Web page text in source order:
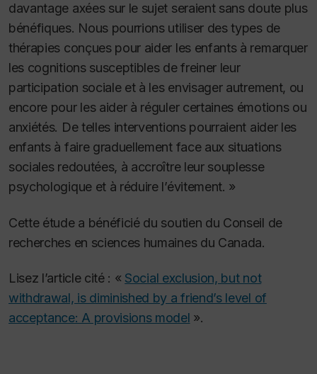
davantage axées sur le sujet seraient sans doute plus
bénéfiques. Nous pourrions utiliser des types de
thérapies conçues pour aider les enfants à remarquer
les cognitions susceptibles de freiner leur
participation sociale et à les envisager autrement, ou
encore pour les aider à réguler certaines émotions ou
anxiétés. De telles interventions pourraient aider les
enfants à faire graduellement face aux situations
sociales redoutées, à accroître leur souplesse
psychologique et à réduire l’évitement. »
Cette étude a bénéficié du soutien du Conseil de
recherches en sciences humaines du Canada.
Lisez l’article cité : « Social exclusion, but not
withdrawal, is diminished by a friend’s level of
acceptance: A provisions model ».